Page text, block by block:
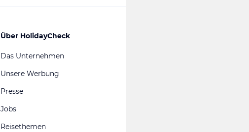
Über HolidayCheck
Das Unternehmen
Unsere Werbung
Presse
Jobs
Reisethemen